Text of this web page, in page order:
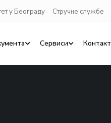
у Београду Стручне службе
Сервиси Контакт